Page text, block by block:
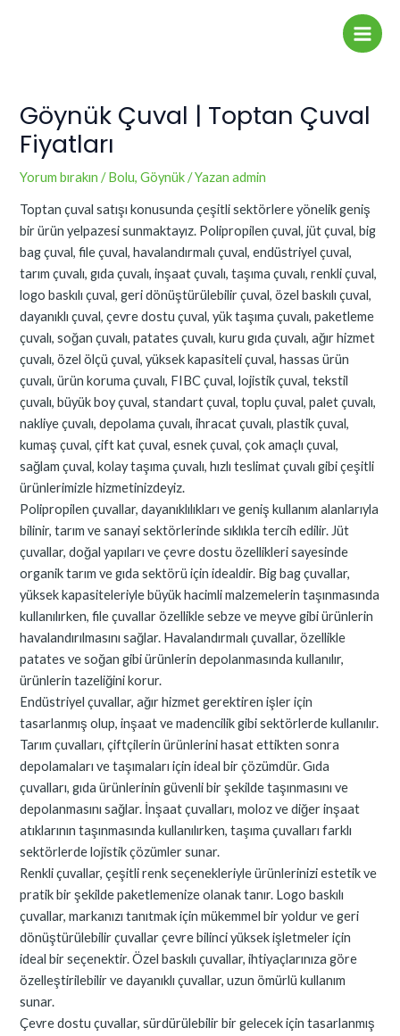
Main
Göynük Çuval | Toptan Çuval
Fiyatları
Yorum bırakın /Bolu,Göynük/ Yazan admin
Toptan çuval satışı konusunda çeşitli sektörlere yönelik geniş
bir ürün yelpazesi sunmaktayız. Polipropilen çuval, jüt çuval, big
bag çuval, file çuval, havalandırmalı çuval, endüstriyel çuval,
tarım çuvalı, gıda çuvalı, inşaat çuvalı, taşıma çuvalı, renkli çuval,
logo baskılı çuval, geri dönüştürülebilir çuval, özel baskılı çuval,
dayanıklı çuval, çevre dostu çuval, yük taşıma çuvalı, paketleme
çuvalı, soğan çuvalı, patates çuvalı, kuru gıda çuvalı, ağır hizmet
çuvalı, özel ölçü çuval, yüksek kapasiteli çuval, hassas ürün
çuvalı, ürün koruma çuvalı, FIBC çuval, lojistik çuval, tekstil
çuvalı, büyük boy çuval, standart çuval, toplu çuval, palet çuvalı,
nakliye çuvalı, depolama çuvalı, ihracat çuvalı, plastik çuval,
kumaş çuval, çift kat çuval, esnek çuval, çok amaçlı çuval,
sağlam çuval, kolay taşıma çuvalı, hızlı teslimat çuvalı gibi çeşitli
ürünlerimizle hizmetinizdeyiz.
Polipropilen çuvallar, dayanıklılıkları ve geniş kullanım alanlarıyla
bilinir, tarım ve sanayi sektörlerinde sıklıkla tercih edilir. Jüt
çuvallar, doğal yapıları ve çevre dostu özellikleri sayesinde
organik tarım ve gıda sektörü için idealdir. Big bag çuvallar,
yüksek kapasiteleriyle büyük hacimli malzemelerin taşınmasında
kullanılırken, file çuvallar özellikle sebze ve meyve gibi ürünlerin
havalandırılmasını sağlar. Havalandırmalı çuvallar, özellikle
patates ve soğan gibi ürünlerin depolanmasında kullanılır,
ürünlerin tazeliğini korur.
Endüstriyel çuvallar, ağır hizmet gerektiren işler için
tasarlanmış olup, inşaat ve madencilik gibi sektörlerde kullanılır.
Tarım çuvalları, çiftçilerin ürünlerini hasat ettikten sonra
depolamaları ve taşımaları için ideal bir çözümdür. Gıda
çuvalları, gıda ürünlerinin güvenli bir şekilde taşınmasını ve
depolanmasını sağlar. İnşaat çuvalları, moloz ve diğer inşaat
atıklarının taşınmasında kullanılırken, taşıma çuvalları farklı
sektörlerde lojistik çözümler sunar.
Renkli çuvallar, çeşitli renk seçenekleriyle ürünlerinizi estetik ve
pratik bir şekilde paketlemenize olanak tanır. Logo baskılı
çuvallar, markanızı tanıtmak için mükemmel bir yoldur ve geri
dönüştürülebilir çuvallar çevre bilinci yüksek işletmeler için
ideal bir seçenektir. Özel baskılı çuvallar, ihtiyaçlarınıza göre
özelleştirilebilir ve dayanıklı çuvallar, uzun ömürlü kullanım
sunar.
Çevre dostu çuvallar, sürdürülebilir bir gelecek için tasarlanmış